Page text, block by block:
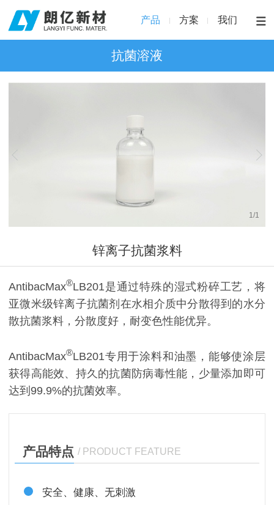
产品 方案 我们
抗菌溶液
1 /1
锌离子抗菌浆料
AntibacMax®LB201是通过特殊的湿式粉碎工艺，将
亚微米级锌离子抗菌剂在水相介质中分散得到的水分
散抗菌浆料，分散度好，耐变色性能优异。
AntibacMax®LB201专用于涂料和油墨，能够使涂层
获得高能效、持久的抗菌防病毒性能，少量添加即可
达到99.9%的抗菌效率。
产品特点 / PRODUCT FEATURE
安全、健康、无刺激